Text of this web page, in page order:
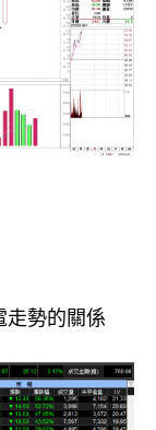
走勢的關係